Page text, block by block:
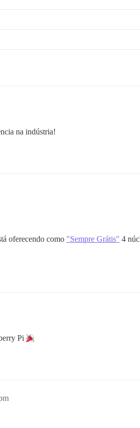
na indústria!
oferecendo como "Sempre Grátis" 4
Pi